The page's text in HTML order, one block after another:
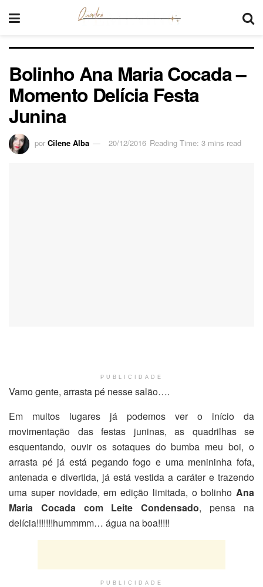
Bolinho Ana Maria Cocada –
Momento Delícia Festa
Junina
por Cilene Alba 20/12/2016 Reading Time: 3 mins read
PUBLICIDADE
Vamo gente, arrasta pé nesse salão….
Em muitos lugares já podemos ver o início da
movimentação das festas juninas, as quadrilhas se
esquentando, ouvir os sotaques do bumba meu boi, o
arrasta pé já está pegando fogo e uma menininha fofa,
antenada e divertida, já está vestida a caráter e trazendo
uma super novidade, em edição limitada, o bolinho Ana
Maria Cocada com Leite Condensado, pensa na
delícia!!!!!!!hummmm… água na boa!!!!!
PUBLICIDADE